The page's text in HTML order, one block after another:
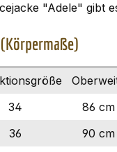
"Adele" gibt
34 86 cm
36 90 cm